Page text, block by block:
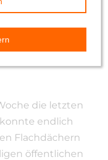
die letzten
endlich
Flachdächern
öffentlichen